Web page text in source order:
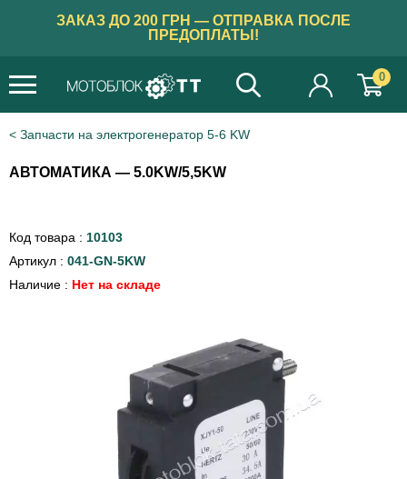
ЗАКАЗ ДО 200 ГРН — ОТПРАВКА ПОСЛЕ
ПРЕДОПЛАТЫ!
0
Запчасти на электрогенератор 5-6 KW
АВТОМАТИКА — 5.0KW/5,5KW
Код товара : 10103
Артикул : 041-GN-5KW
Наличие : Нет на складе